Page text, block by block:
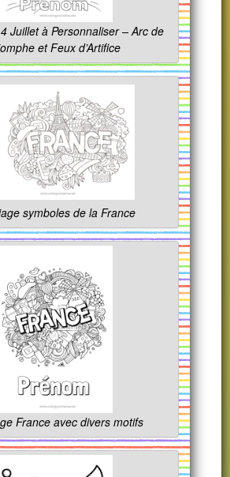
Juillet à Personnaliser – Arc de
et Feux d’Artifice
symboles de la France
France avec divers motifs